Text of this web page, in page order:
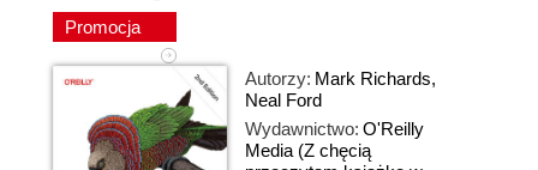
Promocja
Autorzy: Mark Richards,
Neal Ford
Wydawnictwo: O'Reilly
Media (Z chęcią